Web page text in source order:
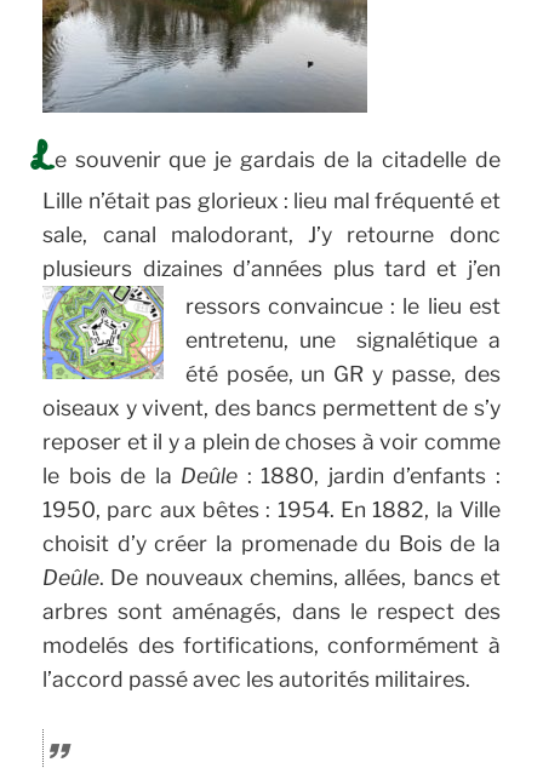
L e souvenir que je gardais de la citadelle de
Lille n’était pas glorieux : lieu mal fréquenté et
sale, canal malodorant, J’y retourne donc
plusieurs dizaines d’années plus tard et j’en
ressors convaincue : le lieu est
entretenu, une signalétique a
été posée, un GR y passe, des
oiseaux y vivent, des bancs permettent de s’y
reposer et il y a plein de choses à voir comme
le bois de la Deûle : 1880, jardin d’enfants :
1950, parc aux bêtes : 1954. En 1882, la Ville
choisit d’y créer la promenade du Bois de la
Deûle. De nouveaux chemins, allées, bancs et
arbres sont aménagés, dans le respect des
modelés des fortifications, conformément à
l’accord passé avec les autorités militaires.